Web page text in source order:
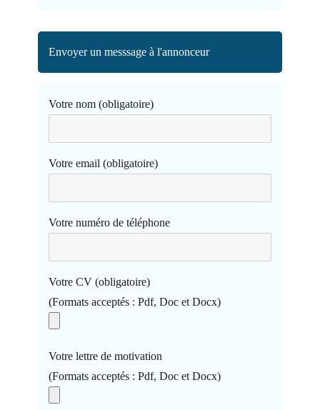
Envoyer un messsage à l'annonceur
Votre nom (obligatoire)
Votre email (obligatoire)
Votre numéro de téléphone
Votre CV (obligatoire)
(Formats acceptés : Pdf, Doc et Docx)
Votre lettre de motivation
(Formats acceptés : Pdf, Doc et Docx)